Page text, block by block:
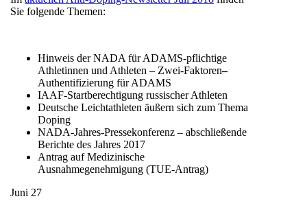
Sie folgende Themen:
Hinweis der NADA für ADAMS-pflichtige
Athletinnen und Athleten – Zwei-Faktoren–
Authentifizierung für ADAMS
IAAF-Startberechtigung russischer Athleten
Deutsche Leichtathleten äußern sich zum Thema
Doping
NADA-Jahres-Pressekonferenz – abschließende
Berichte des Jahres 2017
Antrag auf Medizinische
Ausnahmegenehmigung (TUE-Antrag)
Juni 27